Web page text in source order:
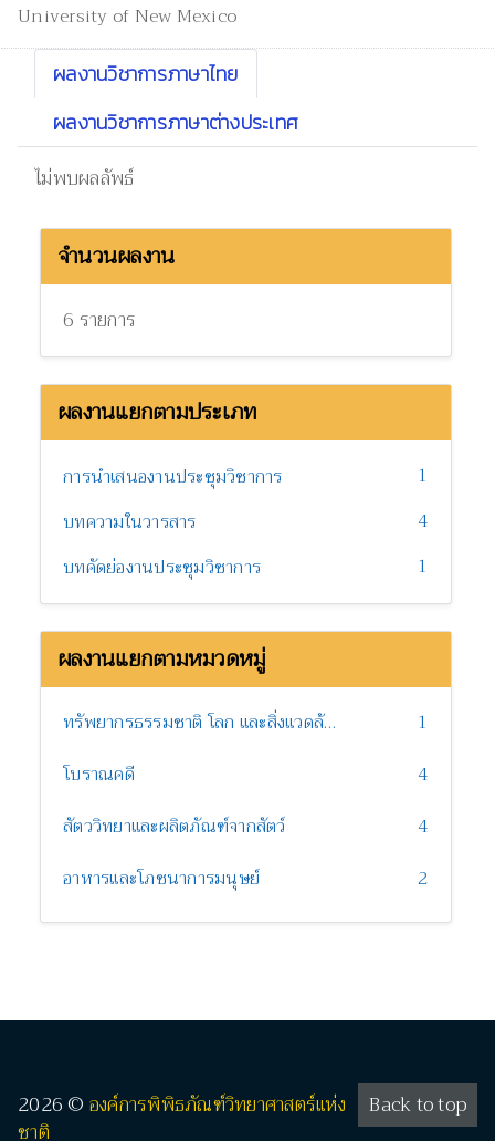
University of New Mexico
ผลงานวิชาการภาษาไทย
ผลงานวิชาการภาษาต่างประเทศ
ไม่พบผลลัพธ์
จำนวนผลงาน
6 รายการ
ผลงานแยกตามประเภท
การนำเสนองานประชุมวิชาการ
1
บทความในวารสาร
4
บทคัดย่องานประชุมวิชาการ
1
ผลงานแยกตามหมวดหมู่
ทรัพยากรธรรมชาติ โลก และสิ่งแวดล้อม
1
โบราณคดี
4
สัตววิทยาและผลิตภัณฑ์จากสัตว์
4
อาหารและโภชนาการมนุษย์
2
Back to top
2026 © องค์การพิพิธภัณฑ์วิทยาศาสตร์แห่ง
ชาติ